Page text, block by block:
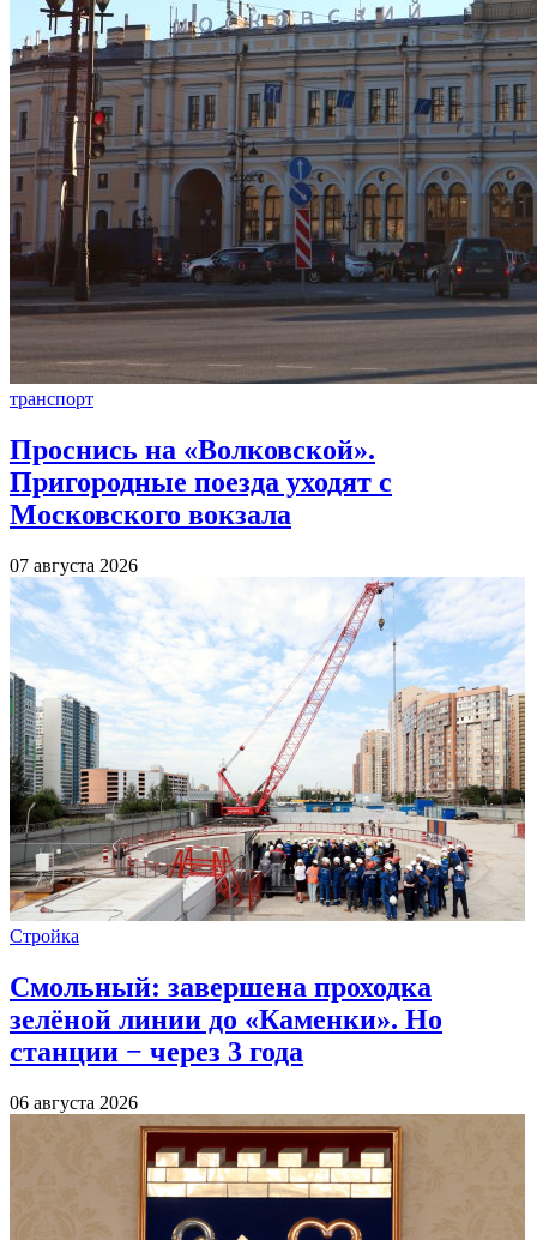
транспорт
Проснись на «Волковской».
Пригородные поезда уходят с
Московского вокзала
07 августа 2026
Стройка
Смольный: завершена проходка
зелёной линии до «Каменки». Но
станции − через 3 года
06 августа 2026